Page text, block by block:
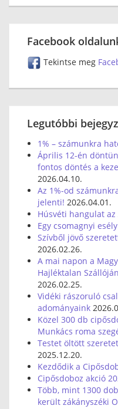
Facebook
Tekintse meg
Legutóbbi
1% – számunkra
Április 12-én
fontos döntés a
2026.04.10.
Az 1%-od
jelenti! 2026.04.01.
Húsvéti hangulat
Egy csomagnyi
Szívből jövő
2026.02.26.
A mai napon a
Hajléktalan
2026.02.25.
Vidéki rászoruló
adományaink
Közel 300 db
Munkács roma
Testet öltött
2025.12.20.
Kezdődik a
Cipősdoboz akció
Több, mint 1300
került zákányszéki